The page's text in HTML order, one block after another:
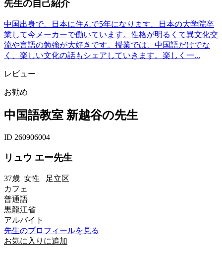
先生の自己紹介
中国出身で、日本に住んで5年になります。日本の大学院卒
業して今メーカーで働いています。性格が明るくて異文化交
流や言語の勉強が大好きです。授業では、中国語だけでな
く、楽しい文化の話もシェアしていきます。楽しく一...
レビュー
お勧め
中国語教室 新越谷の先生
ID 260906004
リュウ エー先生
37歳 女性 足立区
カフェ
普通語
黒龍江省
アルバイト
先生のプロフィールを見る
お気に入りに追加